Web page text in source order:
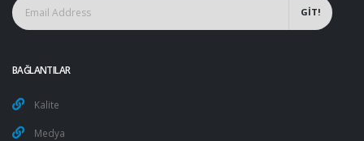
GİT!
BAĞLANTILAR
Kalite
Medya